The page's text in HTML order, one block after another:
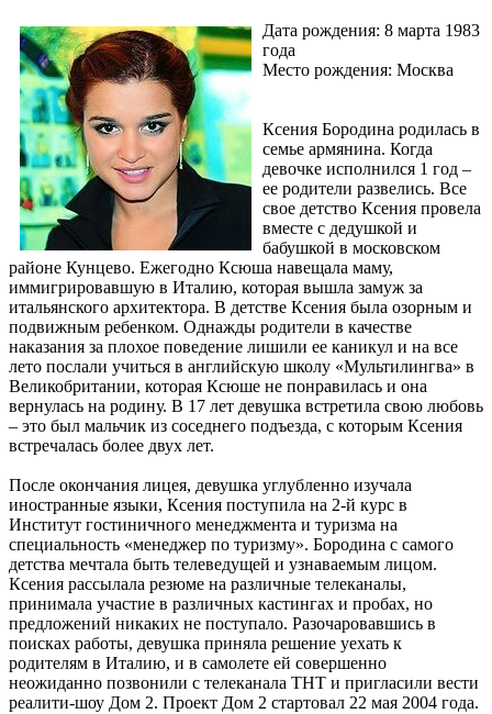
Дата рождения: 8 марта 1983
года
Место рождения: Москва
Ксения Бородина родилась в
семье армянина. Когда
девочке исполнился 1 год –
ее родители развелись. Все
свое детство Ксения провела
вместе с дедушкой и
бабушкой в московском
районе Кунцево. Ежегодно Ксюша навещала маму,
иммигрировавшую в Италию, которая вышла замуж за
итальянского архитектора. В детстве Ксения была озорным и
подвижным ребенком. Однажды родители в качестве
наказания за плохое поведение лишили ее каникул и на все
лето послали учиться в английскую школу «Мультилингва» в
Великобритании, которая Ксюше не понравилась и она
вернулась на родину. В 17 лет девушка встретила свою любовь
– это был мальчик из соседнего подъезда, с которым Ксения
встречалась более двух лет.
После окончания лицея, девушка углубленно изучала
иностранные языки, Ксения поступила на 2-й курс в
Институт гостиничного менеджмента и туризма на
специальность «менеджер по туризму». Бородина с самого
детства мечтала быть телеведущей и узнаваемым лицом.
Ксения рассылала резюме на различные телеканалы,
принимала участие в различных кастингах и пробах, но
предложений никаких не поступало. Разочаровавшись в
поисках работы, девушка приняла решение уехать к
родителям в Италию, и в самолете ей совершенно
неожиданно позвонили с телеканала ТНТ и пригласили вести
реалити-шоу Дом 2. Проект Дом 2 стартовал 22 мая 2004 года.